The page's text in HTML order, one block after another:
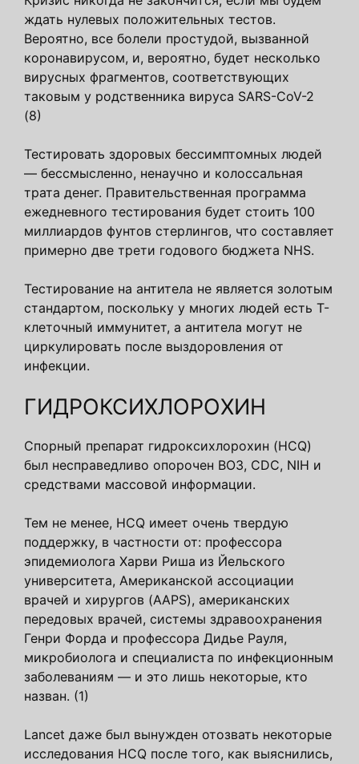
ждать нулевых положительных тестов.
Вероятно, все болели простудой, вызванной
коронавирусом, и, вероятно, будет несколько
вирусных фрагментов, соответствующих
таковым у родственника вируса SARS-CoV-2
(8)
Тестировать здоровых бессимптомных людей
— бессмысленно, ненаучно и колоссальная
трата денег. Правительственная программа
ежедневного тестирования будет стоить 100
миллиардов фунтов стерлингов, что составляет
примерно две трети годового бюджета NHS.
Тестирование на антитела не является золотым
стандартом, поскольку у многих людей есть Т-
клеточный иммунитет, а антитела могут не
циркулировать после выздоровления от
инфекции.
ГИДРОКСИХЛОРОХИН
Спорный препарат гидроксихлорохин (HCQ)
был несправедливо опорочен ВОЗ, CDC, NIH и
средствами массовой информации.
Тем не менее, HCQ имеет очень твердую
поддержку, в частности от: профессора
эпидемиолога Харви Риша из Йельского
университета, Американской ассоциации
врачей и хирургов (AAPS), американских
передовых врачей, системы здравоохранения
Генри Форда и профессора Дидье Рауля,
микробиолога и специалиста по инфекционным
заболеваниям — и это лишь некоторые, кто
назван. (1)
Lancet даже был вынужден отозвать некоторые
исследования HCQ после того, как выяснились,